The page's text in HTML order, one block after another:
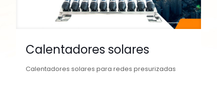
Calentadores solares
Calentadores solares para redes presurizadas